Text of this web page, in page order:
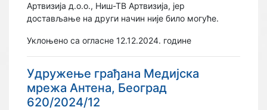
Артвизија д.о.о., Ниш-ТВ Артвизија, јер
достављање на други начин није било могуће.
Уклоњено са огласне 12.12.2024. године
Удружење грађана Медијска
мрежа Антена, Београд
620/2024/12